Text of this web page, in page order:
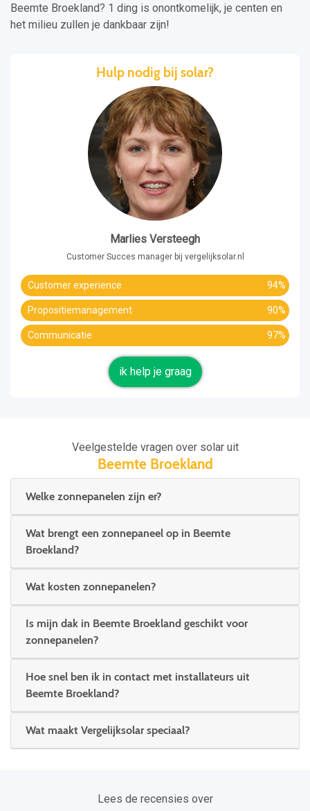
Beemte Broekland? 1 ding is onontkomelijk, je centen en
het milieu zullen je dankbaar zijn!
Hulp nodig bij solar?
Marlies Versteegh
Customer Succes manager bij vergelijksolar.nl
Customer experience 94%
Propositiemanagement 90%
Communicatie 97%
ik help je graag
Veelgestelde vragen over solar uit
Beemte Broekland
Welke zonnepanelen zijn er?
Wat brengt een zonnepaneel op in Beemte
Broekland?
Wat kosten zonnepanelen?
Is mijn dak in Beemte Broekland geschikt voor
zonnepanelen?
Hoe snel ben ik in contact met installateurs uit
Beemte Broekland?
Wat maakt Vergelijksolar speciaal?
Lees de recensies over